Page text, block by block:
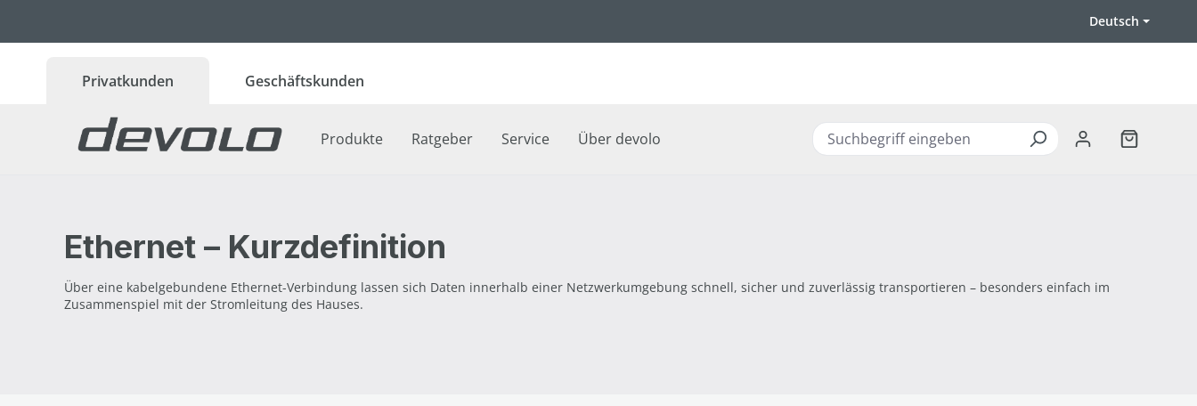
Deutsch
Privatkunden Geschäftskunden
Produkte Ratgeber Service Über devolo
Ethernet – Kurzdefinition
Über eine kabelgebundene Ethernet-Verbindung lassen sich Daten innerhalb einer Netzwerkumgebung schnell, sicher und zuverlässig transportieren – besonders einfach im
Zusammenspiel mit der Stromleitung des Hauses.